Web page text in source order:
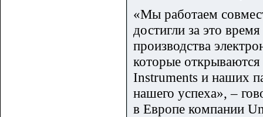
«Мы работаем
достигли за это
производства
которые
Instruments и наших
нашего успеха», –
в Европе компании